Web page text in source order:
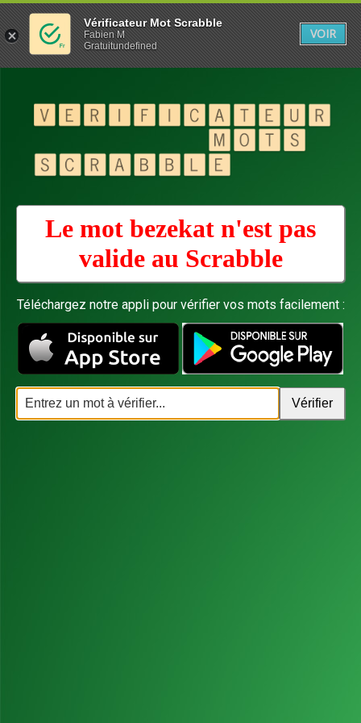
Le mot bezekat n'est pas
valide au Scrabble
Téléchargez notre appli pour vérifier vos mots facilement :
Vérificateur Mot Scrabble
Fabien M
Gratuitundefined
VOIR